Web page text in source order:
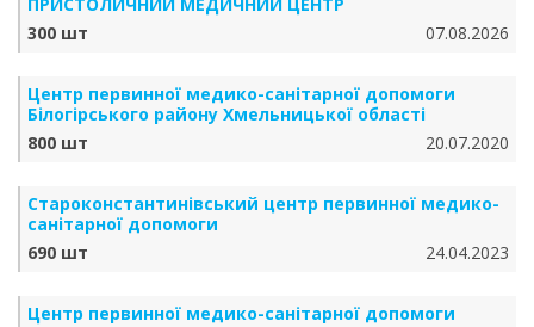
300 шт
07.08.2026
Центр первинної медико-санітарної допомоги
Білогірського району Хмельницької області
800 шт
20.07.2020
Староконстантинівський центр первинної медико-
санітарної допомоги
690 шт
24.04.2023
Центр первинної медико-санітарної допомоги